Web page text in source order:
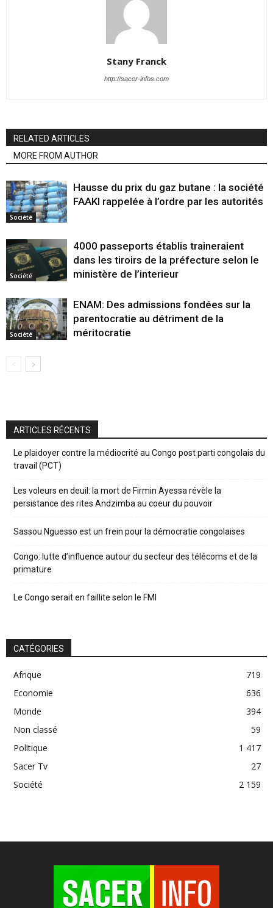
Stany Franck
http://sacer-infos.com
RELATED ARTICLES
MORE FROM AUTHOR
Société
Hausse du prix du gaz butane : la société
FAAKI rappelée à l’ordre par les autorités
Société
4000 passeports établis traineraient
dans les tiroirs de la préfecture selon le
ministère de l’interieur
Société
ENAM: Des admissions fondées sur la
parentocratie au détriment de la
méritocratie
ARTICLES RÉCENTS
Le plaidoyer contre la médiocrité au Congo post parti congolais du
travail (PCT)
Les voleurs en deuil: la mort de Firmin Ayessa révèle la
persistance des rites Andzimba au coeur du pouvoir
Sassou Nguesso est un frein pour la démocratie congolaises
Congo: lutte d’influence autour du secteur des télécoms et de la
primature
Le Congo serait en faillite selon le FMI
CATÉGORIES
Afrique
719
Economie
636
Monde
394
Non classé
59
Politique
1 417
Sacer Tv
27
Société
2 159